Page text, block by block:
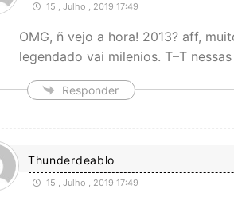
15 , Julho , 2019 17:49
OMG, ñ vejo a hora! 2013? aff,
legendado vai milenios. T–T
Responder
Thunderdeablo
15 , Julho , 2019 17:49